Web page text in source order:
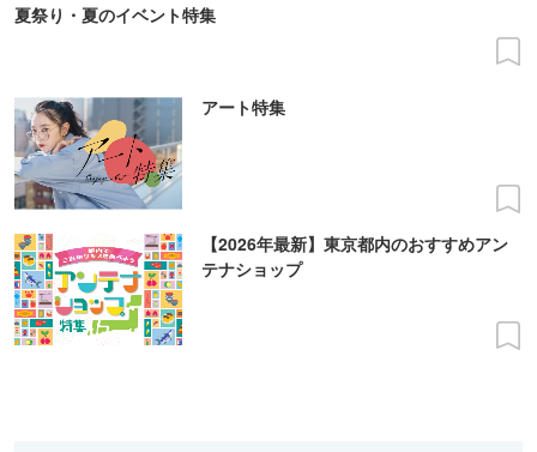
夏祭り・夏のイベント特集
アート特集
【2026年最新】東京都内のおすすめアン
テナショップ